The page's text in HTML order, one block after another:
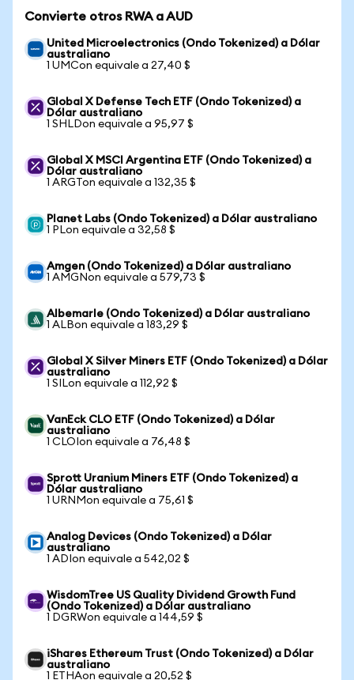
Convierte otros RWA a AUD
United Microelectronics (Ondo Tokenized) a Dólar
australiano
1 UMCon equivale a 27,40 $
Global X Defense Tech ETF (Ondo Tokenized) a
Dólar australiano
1 SHLDon equivale a 95,97 $
Global X MSCI Argentina ETF (Ondo Tokenized) a
Dólar australiano
1 ARGTon equivale a 132,35 $
Planet Labs (Ondo Tokenized) a Dólar australiano
1 PLon equivale a 32,58 $
Amgen (Ondo Tokenized) a Dólar australiano
1 AMGNon equivale a 579,73 $
Albemarle (Ondo Tokenized) a Dólar australiano
1 ALBon equivale a 183,29 $
Global X Silver Miners ETF (Ondo Tokenized) a Dólar
australiano
1 SILon equivale a 112,92 $
VanEck CLO ETF (Ondo Tokenized) a Dólar
australiano
1 CLOIon equivale a 76,48 $
Sprott Uranium Miners ETF (Ondo Tokenized) a
Dólar australiano
1 URNMon equivale a 75,61 $
Analog Devices (Ondo Tokenized) a Dólar
australiano
1 ADIon equivale a 542,02 $
WisdomTree US Quality Dividend Growth Fund
(Ondo Tokenized) a Dólar australiano
1 DGRWon equivale a 144,59 $
iShares Ethereum Trust (Ondo Tokenized) a Dólar
australiano
1 ETHAon equivale a 20,52 $